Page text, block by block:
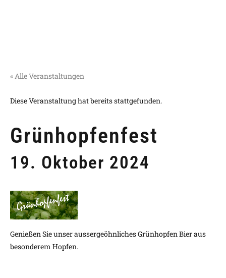
« Alle Veranstaltungen
Diese Veranstaltung hat bereits stattgefunden.
Grünhopfenfest
19. Oktober 2024
Genießen Sie unser aussergeöhnliches Grünhopfen Bier aus
besonderem Hopfen.